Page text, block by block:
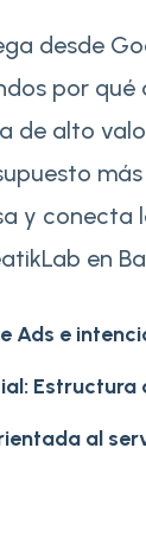
desde
por qué
de alto
y conecta
en
Ads e
Estructura
al